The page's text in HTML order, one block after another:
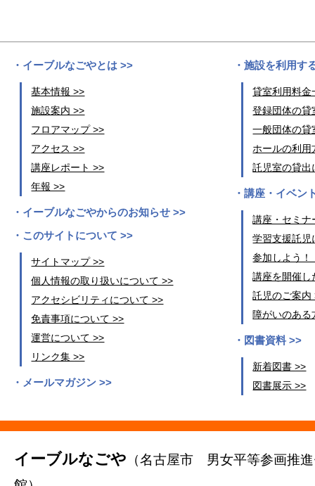
イーブルなごやとは >>
基本情報 >>
施設案内 >>
フロアマップ >>
アクセス >>
講座レポート >>
年報 >>
イーブルなごやからのお知らせ >>
このサイトについて >>
サイトマップ >>
個人情報の取り扱いについて >>
アクセシビリティについて >>
免責事項について >>
運営について >>
リンク集 >>
メールマガジン >>
施設を利用す
貸室利用料金
登録団体の貸
一般団体の貸
ホールの利用
託児室の貸出
講座・イベン
講座・セミナ
学習支援託児
参加しよう！
講座を開催し
託児のご案内
障がいのある
図書資料 >>
新着図書 >>
図書展示 >>
イーブルなごや （名古屋市 男女平等参画推